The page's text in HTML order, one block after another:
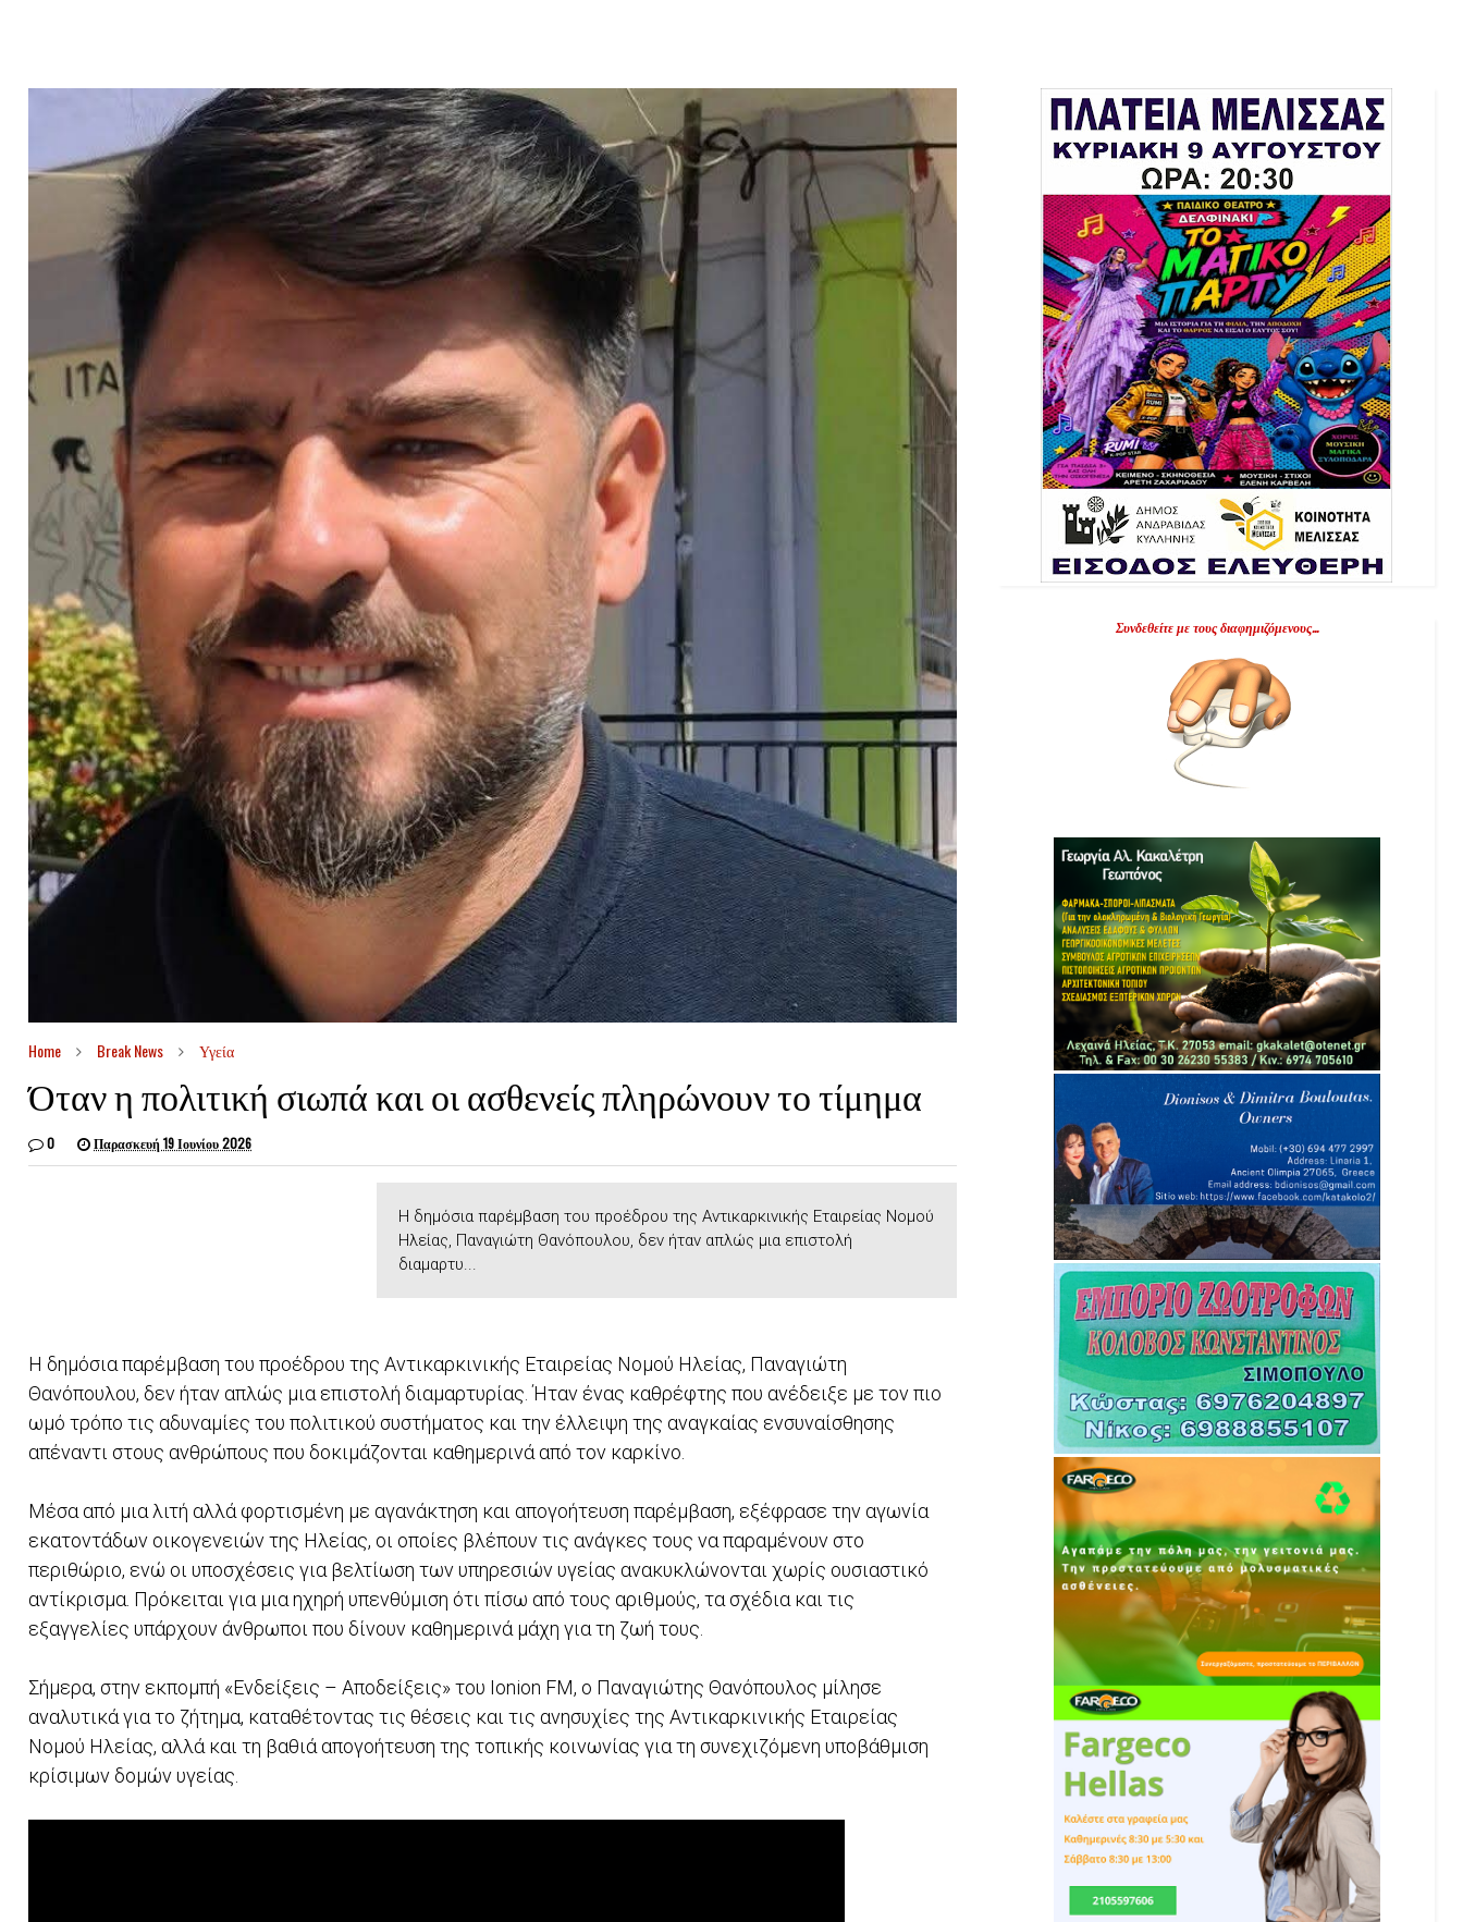
Home Break News Υγεία
Όταν η πολιτική σιωπά και οι ασθενείς πληρώνουν το τίμημα
0 Παρασκευή 19 Ιουνίου 2026
Η δημόσια παρέμβαση του προέδρου της Αντικαρκινικής Εταιρείας Νομού
Ηλείας, Παναγιώτη Θανόπουλου, δεν ήταν απλώς μια επιστολή
διαμαρτυ...
Η δημόσια παρέμβαση του προέδρου της Αντικαρκινικής Εταιρείας Νομού Ηλείας, Παναγιώτη
Θανόπουλου, δεν ήταν απλώς μια επιστολή διαμαρτυρίας. Ήταν ένας καθρέφτης που ανέδειξε με τον πιο
ωμό τρόπο τις αδυναμίες του πολιτικού συστήματος και την έλλειψη της αναγκαίας ενσυναίσθησης
απέναντι στους ανθρώπους που δοκιμάζονται καθημερινά από τον καρκίνο.
Μέσα από μια λιτή αλλά φορτισμένη με αγανάκτηση και απογοήτευση παρέμβαση, εξέφρασε την αγωνία
εκατοντάδων οικογενειών της Ηλείας, οι οποίες βλέπουν τις ανάγκες τους να παραμένουν στο
περιθώριο, ενώ οι υποσχέσεις για βελτίωση των υπηρεσιών υγείας ανακυκλώνονται χωρίς ουσιαστικό
αντίκρισμα. Πρόκειται για μια ηχηρή υπενθύμιση ότι πίσω από τους αριθμούς, τα σχέδια και τις
εξαγγελίες υπάρχουν άνθρωποι που δίνουν καθημερινά μάχη για τη ζωή τους.
Σήμερα, στην εκπομπή «Ενδείξεις – Αποδείξεις» του Ionion FM, ο Παναγιώτης Θανόπουλος μίλησε
αναλυτικά για το ζήτημα, καταθέτοντας τις θέσεις και τις ανησυχίες της Αντικαρκινικής Εταιρείας
Νομού Ηλείας, αλλά και τη βαθιά απογοήτευση της τοπικής κοινωνίας για τη συνεχιζόμενη υποβάθμιση
κρίσιμων δομών υγείας.
Συνδεθείτε με τους διαφημιζόμενους...